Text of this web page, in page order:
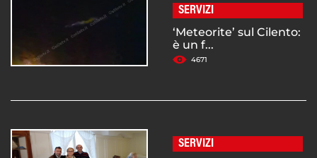
SERVIZI
‘Meteorite’ sul Cilento:
è un f...
4671
SERVIZI